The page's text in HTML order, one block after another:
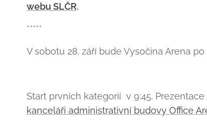
webu SLČR.
*****
V sobotu 28. září bude Vysočina Arena
Start prvních kategorií v 9:45.
kanceláři administrativní budovy Office